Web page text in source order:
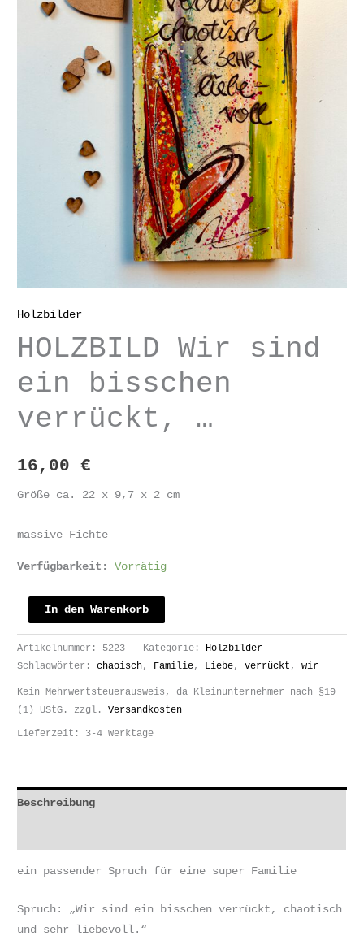
Holzbilder
HOLZBILD Wir sind
ein bisschen
verrückt, …
16,00€
Größe ca. 22 x 9,7 x 2 cm
massive Fichte
Verfügbarkeit: Vorrätig
HOLZBILD
Wir
sind
ein
bisschen
verrückt,
...
In den Warenkorb
Artikelnummer: 5223 Kategorie: Holzbilder
Schlagwörter:chaoisch, Familie, Liebe,verrückt ,wir
Kein Mehrwertsteuerausweis, da Kleinunternehmer nach §19
(1) UStG.
zzgl.Versandkosten
Lieferzeit: 3-4 Werktage
Beschreibung
ein passender Spruch für eine super Familie
Spruch: „Wir sind ein bisschen verrückt, chaotisch
und sehr liebevoll.“